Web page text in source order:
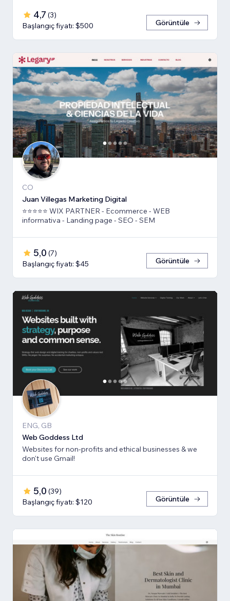
4,7 (3)
Başlangıç fiyatı: $500
Görüntüle
CO
Juan Villegas Marketing Digital
⭐⭐⭐⭐⭐ WIX PARTNER - Ecommerce - WEB
informativa - Landing page - SEO - SEM
5,0 (7)
Başlangıç fiyatı: $45
Görüntüle
ENG, GB
Web Goddess Ltd
Websites for non-profits and ethical businesses & we
don't use Gmail!
5,0 (39)
Başlangıç fiyatı: $120
Görüntüle